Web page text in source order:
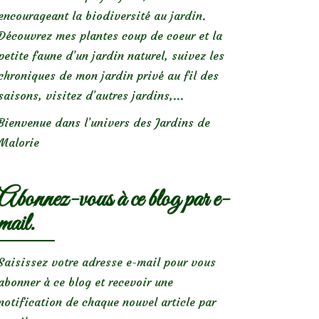
la biodiversité au jardin.
mes plantes coup de coeur et la
faune d’un jardin naturel, suivez les
de mon jardin privé au fil des
visitez d’autres jardins,...
dans l’univers des Jardins de
vous à ce blog par e-
votre adresse e-mail pour vous
à ce blog et recevoir une
de chaque nouvel article par